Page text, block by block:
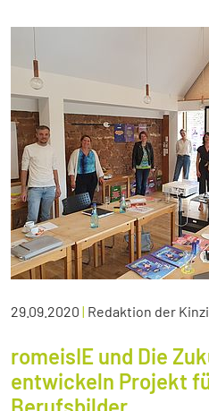
29.09.2020 | Redaktion der
romeisIE und Die
entwickeln Projekt